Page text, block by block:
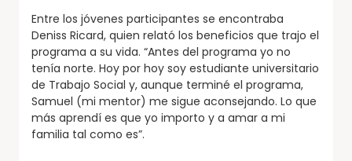
Entre los jóvenes participantes se encontraba
Deniss Ricard, quien relató los beneficios que trajo el
programa a su vida. “Antes del programa yo no
tenía norte. Hoy por hoy soy estudiante universitario
de Trabajo Social y, aunque terminé el programa,
Samuel (mi mentor) me sigue aconsejando. Lo que
más aprendí es que yo importo y a amar a mi
familia tal como es”.